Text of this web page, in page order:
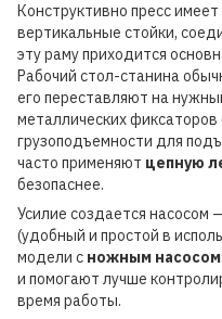
Конструктивно пресс
вертикальные стойки,
эту раму приходится
Рабочий стол-станина
его переставляют на
металлических
грузоподъемности для
часто применяют цепную
безопаснее.
Усилие создается насосом
(удобный и простой в
модели с ножным насосом
и помогают лучше
время работы.